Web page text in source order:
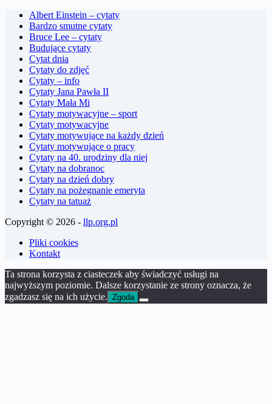
Albert Einstein – cytaty
Bardzo smutne cytaty
Bruce Lee – cytaty
Budujące cytaty
Cytat dnia
Cytaty do zdjęć
Cytaty – info
Cytaty Jana Pawła II
Cytaty Mała Mi
Cytaty motywacyjne – sport
Cytaty motywacyjne
Cytaty motywujące na każdy dzień
Cytaty motywujące o pracy
Cytaty na 40. urodziny dla niej
Cytaty na dobranoc
Cytaty na dzień dobry
Cytaty na pożegnanie emeryta
Cytaty na tatuaż
Copyright © 2026 - llp.org.pl
Pliki cookies
Kontakt
Ta strona korzysta z ciasteczek aby świadczyć usługi na
najwyższym poziomie. Dalsze korzystanie ze strony oznacza, że
zgadzasz się na ich użycie. Zgoda